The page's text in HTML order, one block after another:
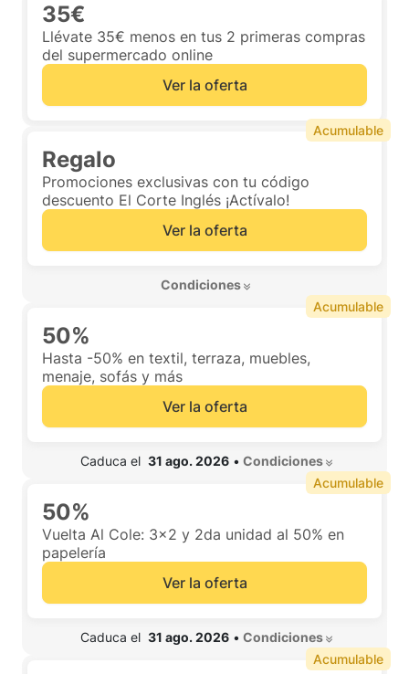
35€
Llévate 35€ menos en tus 2 primeras compras
del supermercado online
Ver la oferta
Regalo
Promociones exclusivas con tu código
descuento El Corte Inglés ¡Actívalo!
Ver la oferta
Condiciones
Acumulable
50%
Hasta -50% en textil, terraza, muebles,
menaje, sofás y más
Ver la oferta
Caduca el 31 ago. 2026 • Condiciones
Acumulable
50%
Vuelta Al Cole: 3x2 y 2da unidad al 50% en
papelería
Ver la oferta
Caduca el 31 ago. 2026 • Condiciones
Acumulable
Acumulable